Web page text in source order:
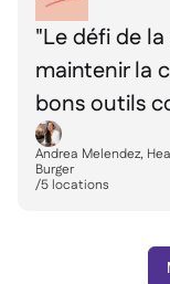
"Le défi de
maintenir la
bons outils
l'échelle se
transparente"
Andrea Melendez,
Burger
/5 locations